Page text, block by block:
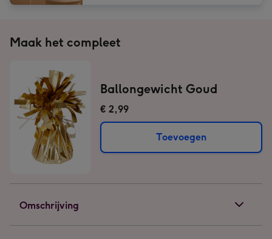
Maak het compleet
Ballongewicht Goud
€ 2,99
Toevoegen
Omschrijving